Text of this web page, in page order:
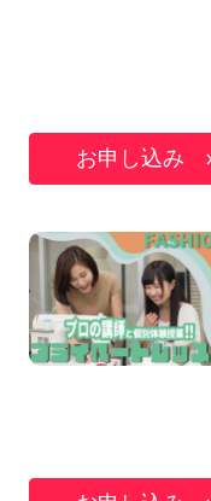
お申し込み